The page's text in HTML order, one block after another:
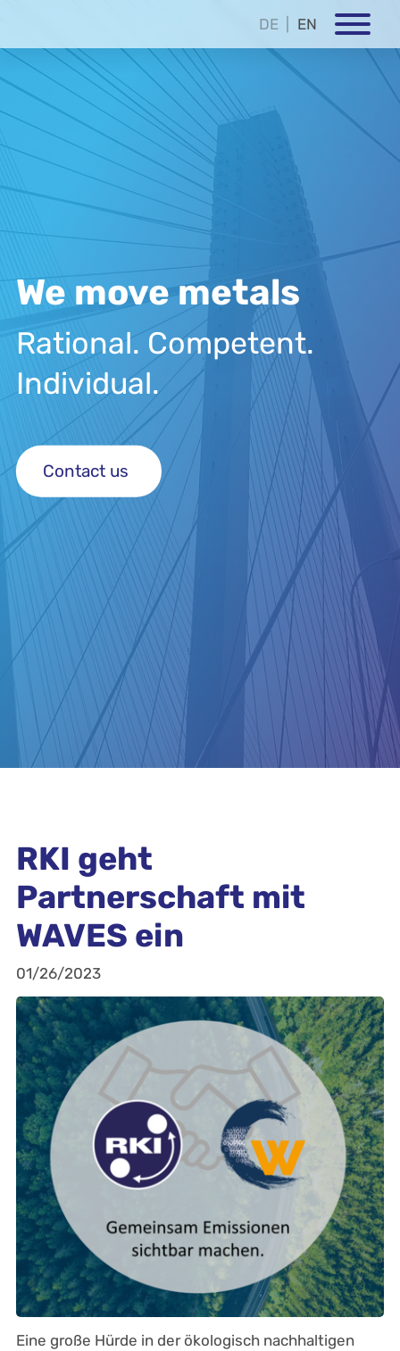
DE EN
We move metals
Rational. Competent.
Individual.
Contact us
RKI geht
Partnerschaft mit
WAVES ein
01/26/2023
Eine große Hürde in der ökologisch nachhaltigen